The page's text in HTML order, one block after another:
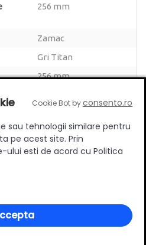
256 mm
Zamac
Gri Titan
256 mm
o nota produsului
Cookie Bot byconsento.ro
sau tehnologii similare pentru
pe acest site. Prin
esti de acord cu Politica